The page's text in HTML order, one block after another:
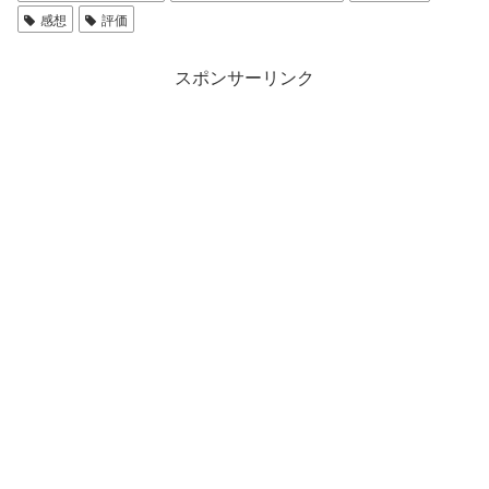
感想
評価
スポンサーリンク